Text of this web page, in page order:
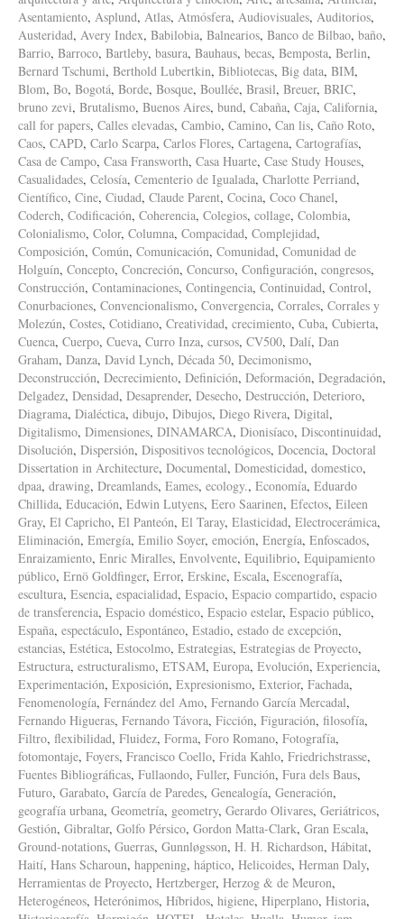
Asentamiento, Asplund, Atlas, Atmósfera, Audiovisuales, Auditorios,
Austeridad, Avery Index, Babilobia, Balnearios, Banco de Bilbao, baño,
Barrio, Barroco, Bartleby, basura, Bauhaus, becas, Bemposta, Berlin,
Bernard Tschumi, Berthold Lubertkin, Bibliotecas, Big data, BIM,
Blom, Bo, Bogotá, Borde, Bosque, Boullée, Brasil, Breuer, BRIC,
bruno zevi, Brutalismo, Buenos Aires, bund, Cabaña, Caja, California,
call for papers, Calles elevadas, Cambio, Camino, Can lis, Caño Roto,
Caos, CAPD, Carlo Scarpa, Carlos Flores, Cartagena, Cartografías,
Casa de Campo, Casa Fransworth, Casa Huarte, Case Study Houses,
Casualidades, Celosía, Cementerio de Igualada, Charlotte Perriand,
Científico, Cine, Ciudad, Claude Parent, Cocina, Coco Chanel,
Coderch, Codificación, Coherencia, Colegios, collage, Colombia,
Colonialismo, Color, Columna, Compacidad, Complejidad,
Composición, Común, Comunicación, Comunidad, Comunidad de
Holguín, Concepto, Concreción, Concurso, Configuración, congresos,
Construcción, Contaminaciones, Contingencia, Continuidad, Control,
Conurbaciones, Convencionalismo, Convergencia, Corrales, Corrales y
Molezún, Costes, Cotidiano, Creatividad, crecimiento, Cuba, Cubierta,
Cuenca, Cuerpo, Cueva, Curro Inza, cursos, CV500, Dalí, Dan
Graham, Danza, David Lynch, Década 50, Decimonismo,
Deconstrucción, Decrecimiento, Definición, Deformación, Degradación,
Delgadez, Densidad, Desaprender, Desecho, Destrucción, Deterioro,
Diagrama, Dialéctica, dibujo, Dibujos, Diego Rivera, Digital,
Digitalismo, Dimensiones, DINAMARCA, Dionisíaco, Discontinuidad,
Disolución, Dispersión, Dispositivos tecnológicos, Docencia, Doctoral
Dissertation in Architecture, Documental, Domesticidad, domestico,
dpaa, drawing, Dreamlands, Eames, ecology., Economía, Eduardo
Chillida, Educación, Edwin Lutyens, Eero Saarinen, Efectos, Eileen
Gray, El Capricho, El Panteón, El Taray, Elasticidad, Electrocerámica,
Eliminación, Emergía, Emilio Soyer, emoción, Energía, Enfoscados,
Enraizamiento, Enric Miralles, Envolvente, Equilibrio, Equipamiento
público, Ernö Goldfinger, Error, Erskine, Escala, Escenografía,
escultura, Esencia, espacialidad, Espacio, Espacio compartido, espacio
de transferencia, Espacio doméstico, Espacio estelar, Espacio público,
España, espectáculo, Espontáneo, Estadio, estado de excepción,
estancias, Estética, Estocolmo, Estrategias, Estrategias de Proyecto,
Estructura, estructuralismo, ETSAM, Europa, Evolución, Experiencia,
Experimentación, Exposición, Expresionismo, Exterior, Fachada,
Fenomenología, Fernández del Amo, Fernando García Mercadal,
Fernando Higueras, Fernando Távora, Ficción, Figuración, filosofía,
Filtro, flexibilidad, Fluidez, Forma, Foro Romano, Fotografía,
fotomontaje, Foyers, Francisco Coello, Frida Kahlo, Friedrichstrasse,
Fuentes Bibliográficas, Fullaondo, Fuller, Función, Fura dels Baus,
Futuro, Garabato, García de Paredes, Genealogía, Generación,
geografía urbana, Geometría, geometry, Gerardo Olivares, Geriátricos,
Gestión, Gibraltar, Golfo Pérsico, Gordon Matta-Clark, Gran Escala,
Ground-notations, Guerras, Gunnløgsson, H. H. Richardson, Hábitat,
Haití, Hans Scharoun, happening, háptico, Helicoides, Herman Daly,
Herramientas de Proyecto, Hertzberger, Herzog & de Meuron,
Heterogéneos, Heterónimos, Híbridos, higiene, Hiperplano, Historia,